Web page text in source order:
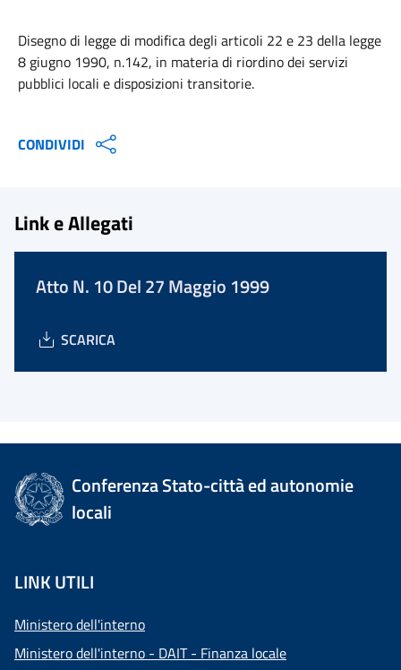
Disegno di legge di modifica degli articoli 22 e 23 della legge
8 giugno 1990, n.142, in materia di riordino dei servizi
pubblici locali e disposizioni transitorie.
CONDIVIDI
Link e Allegati
Atto N. 10 Del 27 Maggio 1999
SCARICA
Conferenza Stato-città ed autonomie
locali
LINK UTILI
Ministero dell'interno
Ministero dell'interno - DAIT - Finanza locale